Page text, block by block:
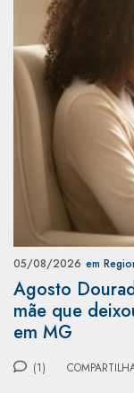
05/08/2026 em
Agosto
mãe que
em MG
(1)